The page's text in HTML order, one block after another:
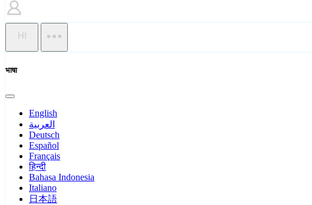
HI
भाषा
English
العربية
Deutsch
Español
Français
हिन्दी
Bahasa Indonesia
Italiano
日本語